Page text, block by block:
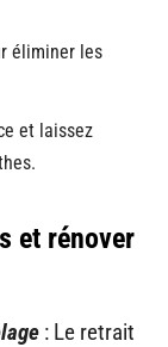
éliminer les
et laissez
et rénover
: Le retrait